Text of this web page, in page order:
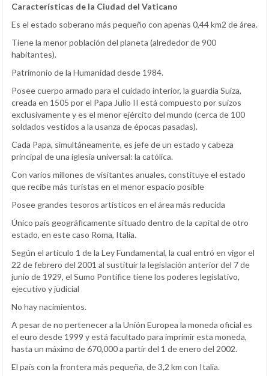
Características de la Ciudad del Vaticano
Es el estado soberano más pequeño con apenas 0,44 km2 de área.
Tiene la menor población del planeta (alrededor de 900
habitantes).
Patrimonio de la Humanidad desde 1984.
Posee cuerpo armado para el cuidado interior, la guardia Suiza,
creada en 1505 por el Papa Julio II está compuesto por suizos
exclusivamente y es el menor ejército del mundo (cerca de 100
soldados vestidos a la usanza de épocas pasadas).
Cada Papa, simultáneamente, es jefe de un estado y cabeza
principal de una iglesia universal: la católica.
Con varios millones de visitantes anuales, constituye el estado
que recibe más turistas en el menor espacio posible
Posee grandes tesoros artísticos en el área más reducida
Único país geográficamente situado dentro de la capital de otro
estado, en este caso Roma, Italia.
Según el artículo 1 de la Ley Fundamental, la cual entró en vigor el
22 de febrero del 2001 al sustituir la legislación anterior del 7 de
junio de 1929, el Sumo Pontífice tiene los poderes legislativo,
ejecutivo y judicial
No hay nacimientos.
A pesar de no pertenecer a la Unión Europea la moneda oficial es
el euro desde 1999 y está facultado para imprimir esta moneda,
hasta un máximo de 670,000 a partir del 1 de enero del 2002.
El país con la frontera más pequeña, de 3,2 km con Italia.